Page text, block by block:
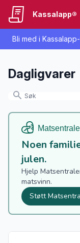
Bli med i
Kassalapp®
Dagligvarer
Noen
julen.
Hjelp
matsvinn.
Støtt